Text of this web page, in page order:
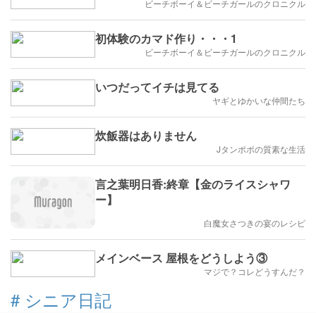
ビーチボーイ＆ビーチガールのクロニクル
初体験のカマド作り・・・1
ビーチボーイ＆ビーチガールのクロニクル
いつだってイチは見てる
ヤギとゆかいな仲間たち
炊飯器はありません
Jタンポポの質素な生活
言之葉明日香:終章【金のライスシャワ
ー】
白魔女さつきの宴のレシピ
メインベース 屋根をどうしよう③
マジで？コレどうすんだ？
# シニア日記